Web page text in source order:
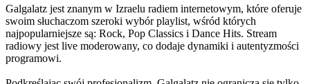
Galgalatz jest znanym w Izraelu radiem internetowym, które oferuje
swoim słuchaczom szeroki wybór playlist, wśród których
najpopularniejsze są: Rock, Pop Classics i Dance Hits. Stream
radiowy jest live moderowany, co dodaje dynamiki i autentyzmości
programowi.